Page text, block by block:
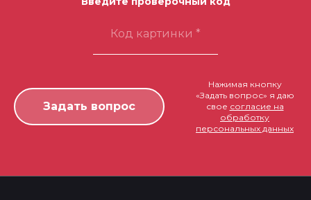
Нажимая кнопку
«Задать вопрос» я даю
свое согласие на
обработку
персональных данных